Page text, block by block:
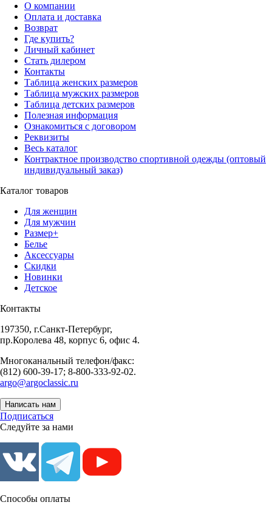
О компании
Оплата и доставка
Возврат
Где купить?
Личный кабинет
Стать дилером
Контакты
Таблица женских размеров
Таблица мужских размеров
Таблица детских размеров
Полезная информация
Ознакомиться с договором
Реквизиты
Весь каталог
Контрактное производство спортивной одежды (оптовый
индивидуальный заказ)
Каталог товаров
Для женщин
Для мужчин
Размер+
Белье
Аксессуары
Скидки
Новинки
Детское
Контакты
197350, г.Санкт-Петербург,
пр.Королева 48, корпус 6, офис 4.
Многоканальный телефон/факс:
(812) 600-39-17; 8-800-333-92-02.
argo@argoclassic.ru
Написать нам
Подписаться
Следуйте за нами
Способы оплаты